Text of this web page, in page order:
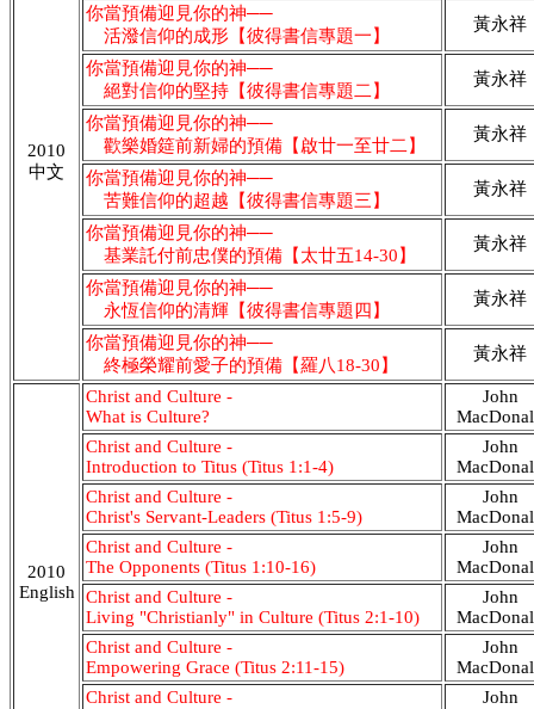
2010
中文
你當預備迎見你的神──
活潑信仰的成形【彼得書信專題一】
黃永祥
你當預備迎見你的神──
絕對信仰的堅持【彼得書信專題二】
黃永祥
你當預備迎見你的神──
歡樂婚筵前新婦的預備【啟廿一至廿二】
黃永祥
你當預備迎見你的神──
苦難信仰的超越【彼得書信專題三】
黃永祥
你當預備迎見你的神──
基業託付前忠僕的預備【太廿五14-30】
黃永祥
你當預備迎見你的神──
永恆信仰的清輝【彼得書信專題四】
黃永祥
你當預備迎見你的神──
終極榮耀前愛子的預備【羅八18-30】
黃永祥
2010
English
Christ and Culture -
What is Culture?
John
Christ and Culture -
Introduction to Titus (Titus 1:1-4)
John
Christ and Culture -
Christ's Servant-Leaders (Titus 1:5-9)
John
Christ and Culture -
The Opponents (Titus 1:10-16)
John
Christ and Culture -
Living "Christianly" in Culture (Titus 2:1-10)
John
Christ and Culture -
Empowering Grace (Titus 2:11-15)
John
Christ and Culture -
John